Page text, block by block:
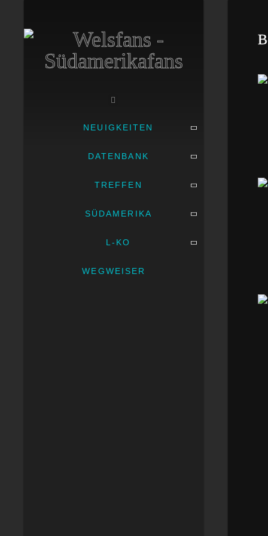
NEUIGKEITEN
DATENBANK
TREFFEN
SÜDAMERIKA
L-KO
WEGWEISER